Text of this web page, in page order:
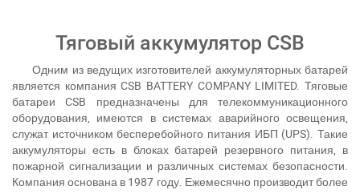
Тяговый аккумулятор CSB
Одним из ведущих изготовителей аккумуляторных батарей
является компания CSB BATTERY COMPANY LIMITED. Тяговые
батареи CSB предназначены для телекоммуникационного
оборудования, имеются в системах аварийного освещения,
служат источником бесперебойного питания ИБП (UPS). Такие
аккумуляторы есть в блоках батарей резервного питания, в
пожарной сигнализации и различных системах безопасности.
Компания основана в 1987 году. Ежемесячно производит более